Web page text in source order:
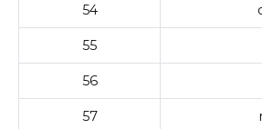
54
55
56
57